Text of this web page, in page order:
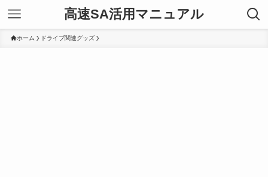
高速SA活用マニュアル
ホーム ドライブ関連グッズ